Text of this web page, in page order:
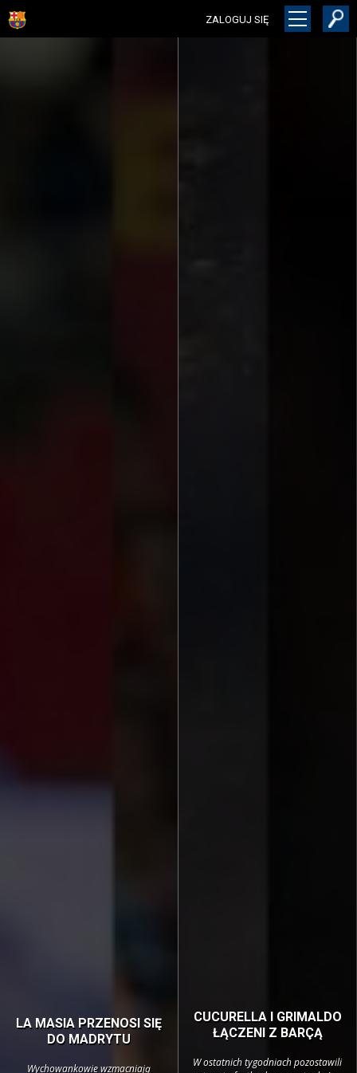
ZALOGUJ SIĘ
LA MASIA PRZENOSI SIĘ
DO MADRYTU
Wychowankowie wzmacniają
CUCURELLA I GRIMALDO
ŁĄCZENI Z BARÇĄ
W ostatnich tygodniach pozostawili